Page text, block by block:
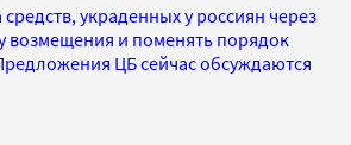
украденных у россиян через
возмещения и поменять порядок
ЦБ сейчас обсуждаются